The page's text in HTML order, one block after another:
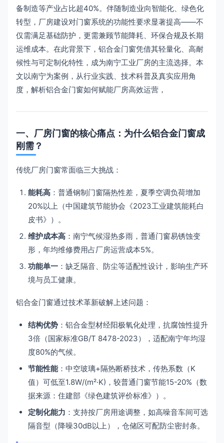
备制造等产业占比超40%。伴随制造业向智能化、绿色化
转型，厂房建设对门窗系统的功能性要求显著提高——不
仅需满足基础防护，更需兼顾节能降耗、环保合规及长期
运维成本。在此背景下，铝合金门窗凭借其轻量化、高耐
候性与可定制化特性，成为南宁工业厂房的主流选择。本
文以南宁为案例，从行业实践、技术科普及真实应用角
度，解析铝合金门窗如何赋能厂房高效运营，
一、厂房门窗的核心痛点：为什么铝合金门窗成
刚需？
传统厂房门窗常面临三大挑战：
能耗高 ：普通钢制门窗隔热性差，夏季空调负荷增加
20%以上（中国建筑节能协会《2023工业建筑能耗白
皮书》）。
维护成本高 ：南宁气候湿热多雨，普通门窗易锈蚀变
形，年均维修费用占厂房运营成本5%。
功能单一 ：缺乏隔音、防尘等适配性设计，影响生产环
境与员工健康。
铝合金门窗通过技术革新破解上述问题：
结构优势 ：铝合金型材经阳极氧化处理，抗腐蚀性提升
3倍（国家标准GB/T 8478-2023），适配南宁年均湿
度80%的气候。
节能性能：中空玻璃+隔热断桥技术，传热系数（K
值）可低至1.8W/(m²·K)，较普通门窗节能15-20%（数
据来源：住建部《绿色建筑评价标准》）。
定制化能力 ：支持按厂房用途调整，如高噪音车间可选
隔音型（降噪30dB以上），仓储区可配防尘密封条。